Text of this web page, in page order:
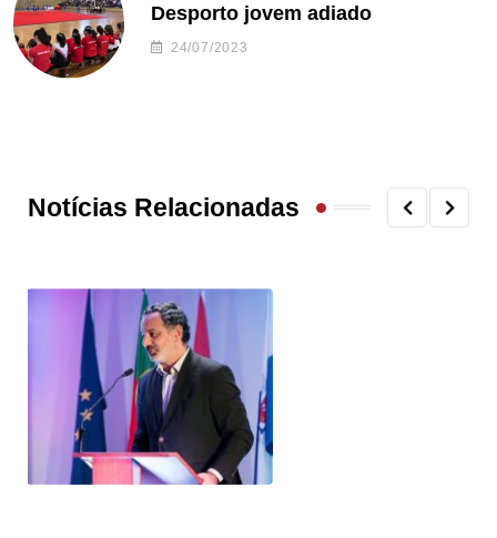
Desporto jovem adiado
24/07/2023
Notícias Relacionadas